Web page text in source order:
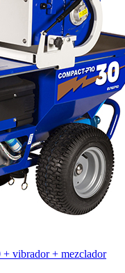
vibrador + mezclador